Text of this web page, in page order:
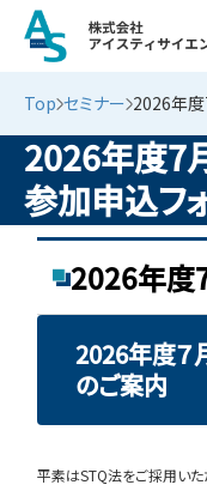
Top セミナー 2026年
2026年度7
参加申込フ
2026年度
2026年度７
のご案内
平素はSTQ法をご採用いた